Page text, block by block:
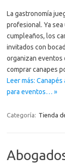
La gastronomía
profesional. Ya
cumpleaños, los
invitados con
organizan eventos
comprar canapes
Leer más:
para eventos… »
Categoría: Tienda